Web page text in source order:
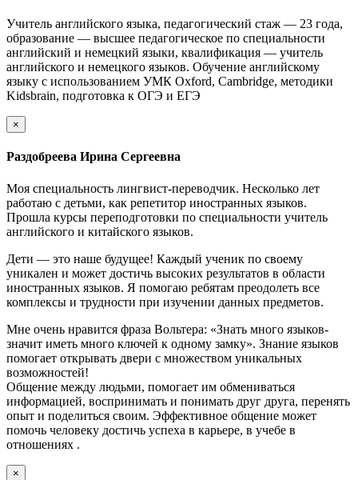
Учитель английского языка, педагогический стаж — 23 года,
образование — высшее педагогическое по специальности
английский и немецкий языки, квалификация — учитель
английского и немецкого языков. Обучение английскому
языку с использованием УМК Oxford, Cambridge, методики
Kidsbrain, подготовка к ОГЭ и ЕГЭ
×
Раздобреева Ирина Сергеевна
Моя специальность лингвист-переводчик. Несколько лет
работаю с детьми, как репетитор иностранных языков.
Прошла курсы переподготовки по специальности учитель
английского и китайского языков.
Дети — это наше будущее! Каждый ученик по своему
уникален и может достичь высоких результатов в области
иностранных языков. Я помогаю ребятам преодолеть все
комплексы и трудности при изучении данных предметов.
Мне очень нравится фраза Вольтера: «Знать много языков-
значит иметь много ключей к одному замку». Знание языков
помогает открывать двери с множеством уникальных
возможностей!
Общение между людьми, помогает им обмениваться
информацией, воспринимать и понимать друг друга, перенять
опыт и поделиться своим. Эффективное общение может
помочь человеку достичь успеха в карьере, в учебе в
отношениях .
×